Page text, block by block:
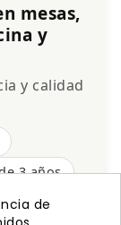
mesas,
y
y calidad
3 años
de